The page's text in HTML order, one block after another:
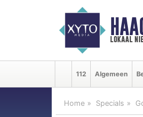
lokaal
112 Algemeen
Home Specials